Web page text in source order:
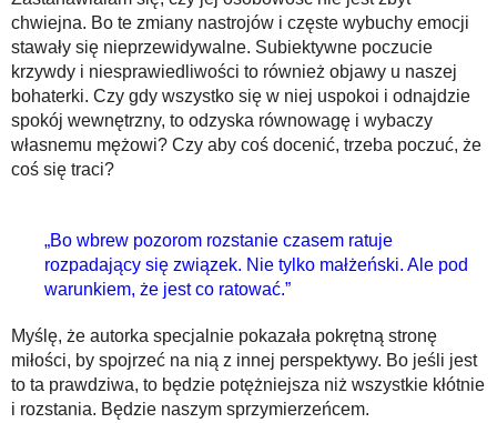
chwiejna. Bo te zmiany nastrojów i częste wybuchy emocji
stawały się nieprzewidywalne. Subiektywne poczucie
krzywdy i niesprawiedliwości to również objawy u naszej
bohaterki. Czy gdy wszystko się w niej uspokoi i odnajdzie
spokój wewnętrzny, to odzyska równowagę i wybaczy
własnemu mężowi? Czy aby coś docenić, trzeba poczuć, że
coś się traci?
„Bo wbrew pozorom rozstanie czasem ratuje
rozpadający się związek. Nie tylko małżeński. Ale pod
warunkiem, że jest co ratować.”
Myślę, że autorka specjalnie pokazała pokrętną stronę
miłości, by spojrzeć na nią z innej perspektywy. Bo jeśli jest
to ta prawdziwa, to będzie potężniejsza niż wszystkie kłótnie
i rozstania. Będzie naszym sprzymierzeńcem.